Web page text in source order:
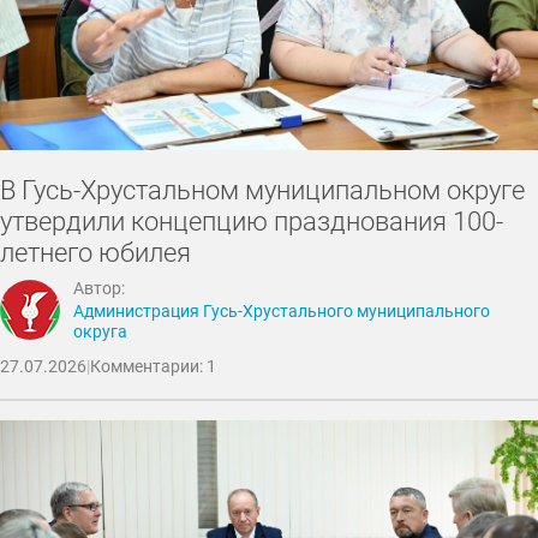
В Гусь-Хрустальном муниципальном округе
утвердили концепцию празднования 100-
летнего юбилея
Автор:
Администрация Гусь-Хрустального муниципального
округа
27.07.2026 Комментарии: 1